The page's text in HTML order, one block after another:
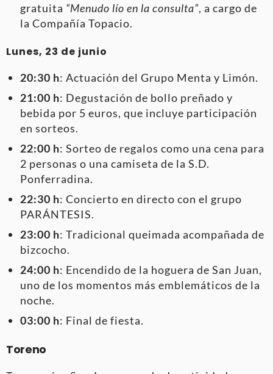
gratuita “Menudo lío en la consulta”, a cargo de
la Compañía Topacio.
Lunes, 23 de junio
20:30 h: Actuación del Grupo Menta y Limón.
21:00 h: Degustación de bollo preñado y
bebida por 5 euros, que incluye participación
en sorteos.
22:00 h: Sorteo de regalos como una cena para
2 personas o una camiseta de la S.D.
Ponferradina.
22:30 h: Concierto en directo con el grupo
PARÁNTESIS.
23:00 h: Tradicional queimada acompañada de
bizcocho.
24:00 h: Encendido de la hoguera de San Juan,
uno de los momentos más emblemáticos de la
noche.
03:00 h: Final de fiesta.
Toreno